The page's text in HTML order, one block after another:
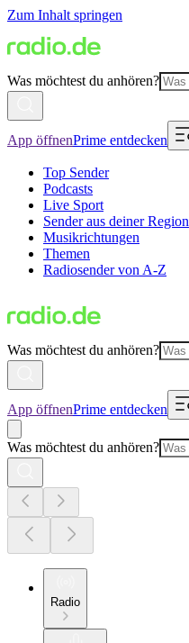
Zum Inhalt springen
Was möchtest du anhören?
App öffnenPrime entdecken
Top Sender
Podcasts
Live Sport
Sender aus deiner Region
Musikrichtungen
Themen
Radiosender von A-Z
Was möchtest du anhören?
App öffnenPrime entdecken
Was möchtest du anhören?
Radio